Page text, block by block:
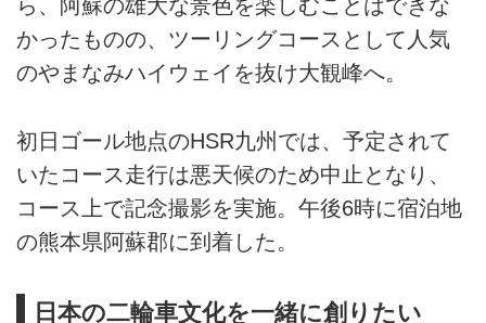
ら、阿蘇の雄大な景色を楽しむことはできな
かったものの、ツーリングコースとして人気
のやまなみハイウェイを抜け大観峰へ。
初日ゴール地点のHSR九州では、予定されて
いたコース走行は悪天候のため中止となり、
コース上で記念撮影を実施。午後6時に宿泊地
の熊本県阿蘇郡に到着した。
日本の二輪車文化を一緒に創りたい